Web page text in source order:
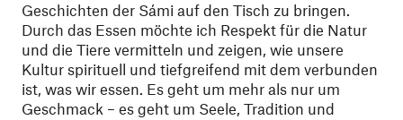
Geschichten der Sámi auf den Tisch zu bringen.
Durch das Essen möchte ich Respekt für die Natur
und die Tiere vermitteln und zeigen, wie unsere
Kultur spirituell und tiefgreifend mit dem verbunden
ist, was wir essen. Es geht um mehr als nur um
Geschmack – es geht um Seele, Tradition und